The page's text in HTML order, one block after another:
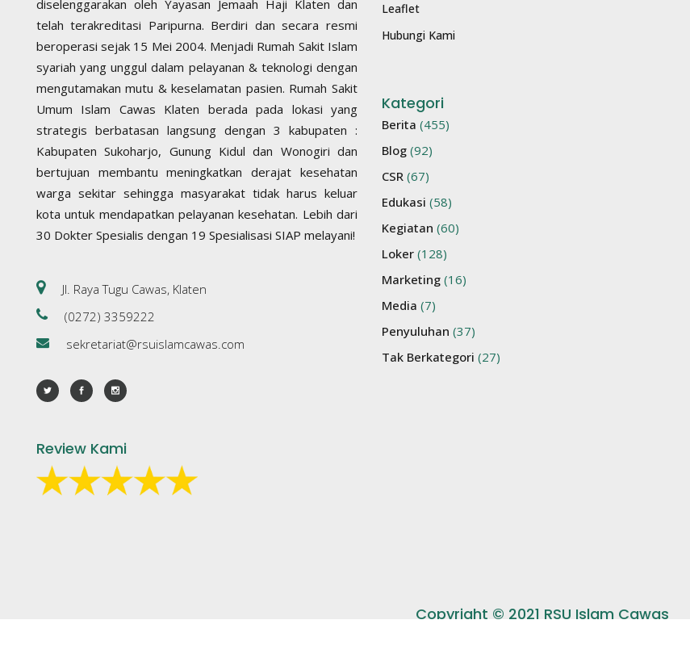
diselenggarakan oleh Yayasan Jemaah Haji Klaten dan
telah terakreditasi Paripurna. Berdiri dan secara resmi
beroperasi sejak 15 Mei 2004. Menjadi Rumah Sakit Islam
syariah yang unggul dalam pelayanan & teknologi dengan
mengutamakan mutu & keselamatan pasien. Rumah Sakit
Umum Islam Cawas Klaten berada pada lokasi yang
strategis berbatasan langsung dengan 3 kabupaten :
Kabupaten Sukoharjo, Gunung Kidul dan Wonogiri dan
bertujuan membantu meningkatkan derajat kesehatan
warga sekitar sehingga masyarakat tidak harus keluar
kota untuk mendapatkan pelayanan kesehatan. Lebih dari
30 Dokter Spesialis dengan 19 Spesialisasi SIAP melayani!
Jl. Raya Tugu Cawas, Klaten
(0272) 3359222
sekretariat@rsuislamcawas.com
Review Kami
Leaflet
Hubungi Kami
Kategori
Berita (455)
Blog(92)
CSR(67)
Edukasi (58)
Kegiatan (60)
Loker(128)
Marketing(16)
Media (7)
Penyuluhan (37)
Tak Berkategori (27)
Copyright © 2021 RSU Islam Cawas